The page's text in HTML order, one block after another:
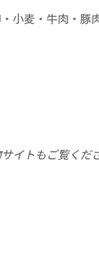
小麦・牛肉・豚
イトもご覧くだ